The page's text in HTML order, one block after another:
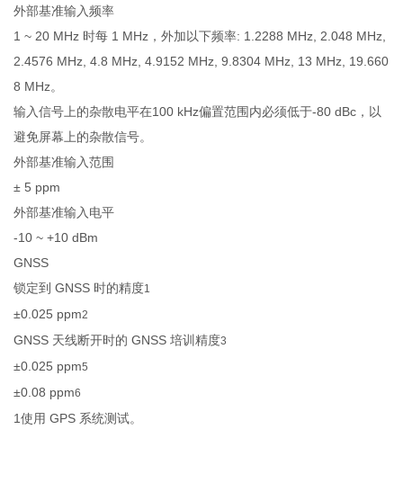
外部基准输入频率
1 ~ 20 MHz 时每 1 MHz，外加以下频率: 1.2288 MHz, 2.048 MHz,
2.4576 MHz, 4.8 MHz, 4.9152 MHz, 9.8304 MHz, 13 MHz, 19.660
8 MHz。
输入信号上的杂散电平在100 kHz偏置范围内必须低于-80 dBc，以
避免屏幕上的杂散信号。
外部基准输入范围
± 5 ppm
外部基准输入电平
-10 ~ +10 dBm
GNSS
锁定到 GNSS 时的精度1
±0.025 ppm2
GNSS 天线断开时的 GNSS 培训精度3
±0.025 ppm5
±0.08 ppm6
1使用 GPS 系统测试。